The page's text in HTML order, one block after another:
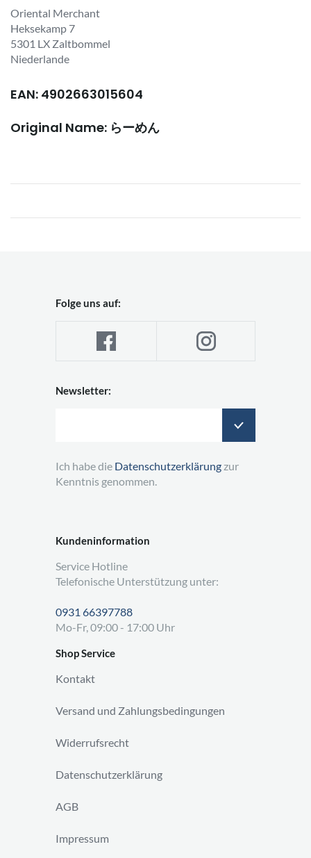
Oriental Merchant
Heksekamp 7
5301 LX Zaltbommel
Niederlande
EAN: 4902663015604
Original Name: らーめん
Kundeninformation
Service Hotline
Telefonische Unterstützung unter:
0931 66397788
Mo-Fr, 09:00 - 17:00 Uhr
Shop Service
Kontakt
Versand und Zahlungsbedingungen
Widerrufsrecht
Datenschutzerklärung
AGB
Impressum
Folge uns auf:
Newsletter:
Ich habe die Datenschutzerklärung zur
Kenntnis genommen.